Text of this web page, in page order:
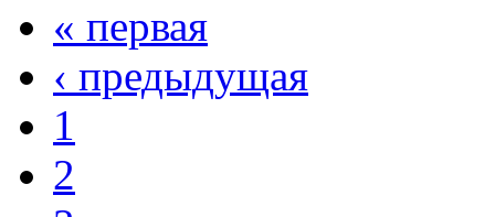
« первая
‹ предыдущая
1
2